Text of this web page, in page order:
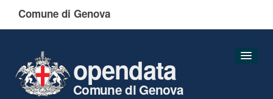
Comune di Genova
opendata
Comune di Genova